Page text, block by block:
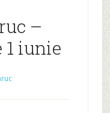
–
1 iunie